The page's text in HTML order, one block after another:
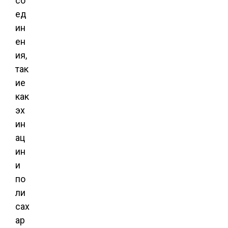
ед
ин
ен
ия,
так
ие
как
эх
ин
ац
ин
и
по
ли
сах
ар